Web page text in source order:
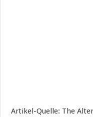
Artikel-Quelle: The